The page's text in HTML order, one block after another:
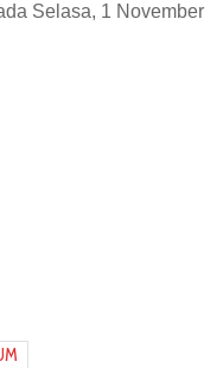
Selasa, 1 November